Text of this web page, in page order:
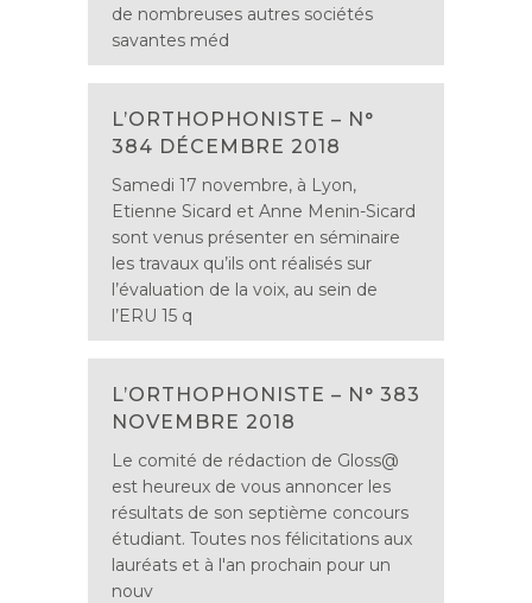
de nombreuses autres sociétés
savantes méd
L’ORTHOPHONISTE – N°
384 DÉCEMBRE 2018
Samedi 17 novembre, à Lyon,
Etienne Sicard et Anne Menin-Sicard
sont venus présenter en séminaire
les travaux qu’ils ont réalisés sur
l’évaluation de la voix, au sein de
l’ERU 15 q
L’ORTHOPHONISTE – N° 383
NOVEMBRE 2018
Le comité de rédaction de Gloss@
est heureux de vous annoncer les
résultats de son septième concours
étudiant. Toutes nos félicitations aux
lauréats et à l'an prochain pour un
nouv